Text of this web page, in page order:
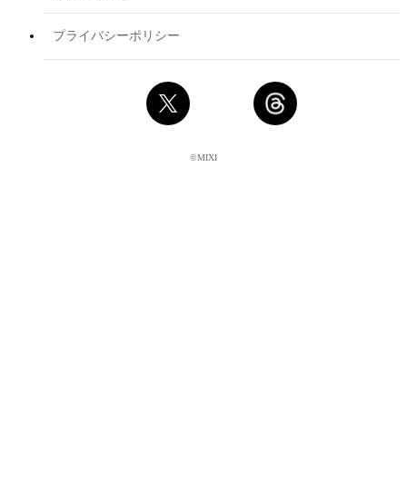
プライバシーポリシー
©MIXI